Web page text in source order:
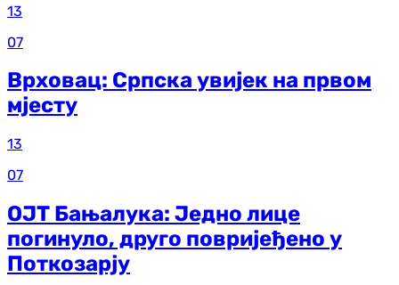
13
07
Врховац: Српска увијек на првом
мјесту
13
07
ОЈТ Бањалука: Једно лице
погинуло, друго повријеђено у
Поткозарју